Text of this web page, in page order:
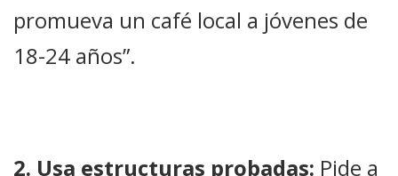
promueva un café local a jóvenes de
18-24 años”.
2. Usa estructuras probadas: Pide a